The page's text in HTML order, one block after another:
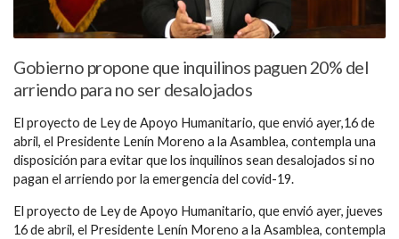
Gobierno propone que inquilinos paguen 20% del
arriendo para no ser desalojados
El proyecto de Ley de Apoyo Humanitario, que envió ayer,16 de
abril, el Presidente Lenín Moreno a la Asamblea, contempla una
disposición para evitar que los inquilinos sean desalojados si no
pagan el arriendo por la emergencia del covid-19.
El proyecto de Ley de Apoyo Humanitario, que envió ayer, jueves
16 de abril, el Presidente Lenín Moreno a la Asamblea, contempla